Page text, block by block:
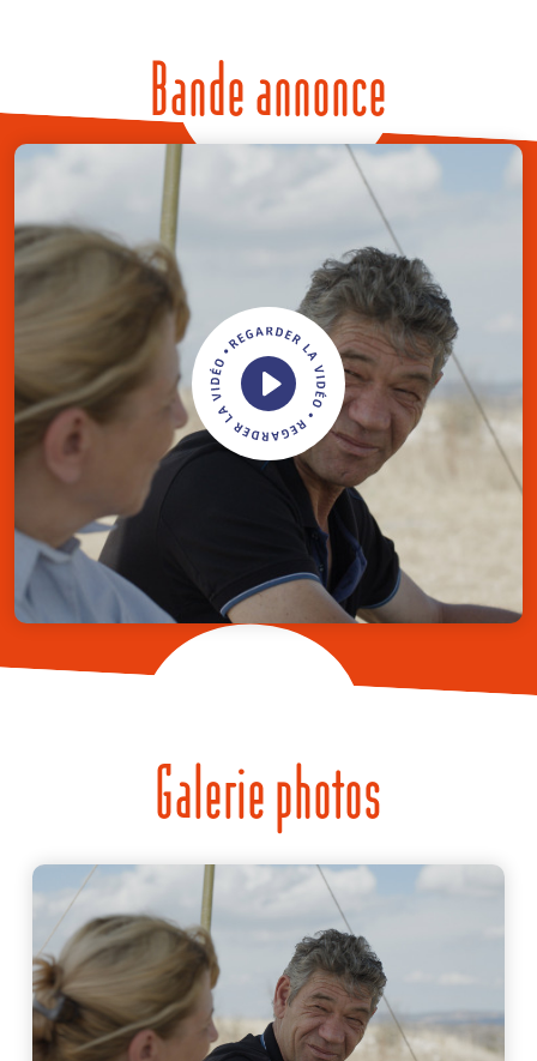
Bande annonce
Galerie photos